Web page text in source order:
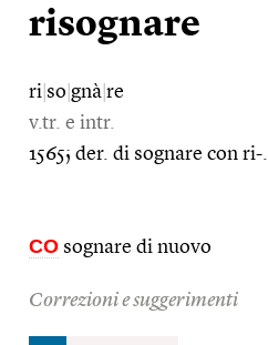
risognare
ri so gnà re
v.tr. e intr.
1565; der. di sognare con ri-.
CO sognare di nuovo
Correzioni e suggerimenti